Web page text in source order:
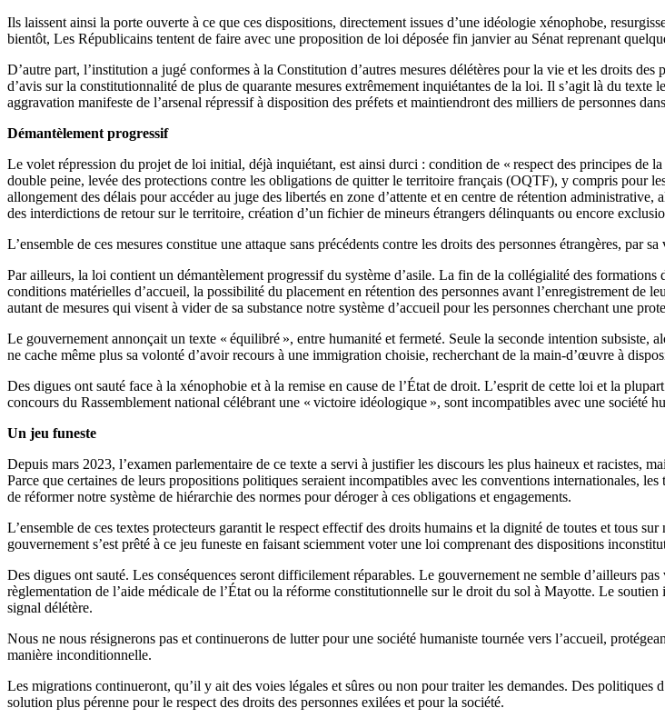
Ils laissent ainsi la porte ouverte à ce que ces dispositions, directement issues d’une idéologie xénophobe,
bientôt, Les Républicains tentent de faire avec une proposition de loi déposée fin janvier au Sénat reprenant
D’autre part, l’institution a jugé conformes à la Constitution d’autres mesures délétères pour la vie et les droits
d’avis sur la constitutionnalité de plus de quarante mesures extrêmement inquiétantes de la loi. Il s’agit là du
aggravation manifeste de l’arsenal répressif à disposition des préfets et maintiendront des milliers de personnes
Démantèlement progressif
Le volet répression du projet de loi initial, déjà inquiétant, est ainsi durci : condition de « respect des principes de
double peine, levée des protections contre les obligations de quitter le territoire français (OQTF), y compris pour
allongement des délais pour accéder au juge des libertés en zone d’attente et en centre de rétention administrative,
des interdictions de retour sur le territoire, création d’un fichier de mineurs étrangers délinquants ou encore
L’ensemble de ces mesures constitue une attaque sans précédents contre les droits des personnes étrangères, par
Par ailleurs, la loi contient un démantèlement progressif du système d’asile. La fin de la collégialité des
conditions matérielles d’accueil, la possibilité du placement en rétention des personnes avant l’enregistrement de
autant de mesures qui visent à vider de sa substance notre système d’accueil pour les personnes cherchant une
Le gouvernement annonçait un texte « équilibré », entre humanité et fermeté. Seule la seconde intention subsiste,
ne cache même plus sa volonté d’avoir recours à une immigration choisie, recherchant de la main-d’œuvre à
Des digues ont sauté face à la xénophobie et à la remise en cause de l’État de droit. L’esprit de cette loi et la
concours du Rassemblement national célébrant une « victoire idéologique », sont incompatibles avec une société
Un jeu funeste
Depuis mars 2023, l’examen parlementaire de ce texte a servi à justifier les discours les plus haineux et racistes,
Parce que certaines de leurs propositions politiques seraient incompatibles avec les conventions internationales,
de réformer notre système de hiérarchie des normes pour déroger à ces obligations et engagements.
L’ensemble de ces textes protecteurs garantit le respect effectif des droits humains et la dignité de toutes et tous
gouvernement s’est prêté à ce jeu funeste en faisant sciemment voter une loi comprenant des dispositions
Des digues ont sauté. Les conséquences seront difficilement réparables. Le gouvernement ne semble d’ailleurs
règlementation de l’aide médicale de l’État ou la réforme constitutionnelle sur le droit du sol à Mayotte. Le
signal délétère.
Nous ne nous résignerons pas et continuerons de lutter pour une société humaniste tournée vers l’accueil,
manière inconditionnelle.
Les migrations continueront, qu’il y ait des voies légales et sûres ou non pour traiter les demandes. Des
solution plus pérenne pour le respect des droits des personnes exilées et pour la société.